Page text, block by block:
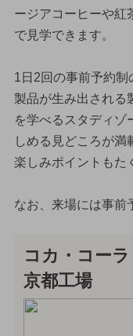
ージアコーヒーや紅
で見学できます。
1日2回の事前予約
製品が生み出される
を学べるスタディゾ
しめる見どころが満
楽しみポイントもた
なお、来場には事前
コカ・コー
京都工場